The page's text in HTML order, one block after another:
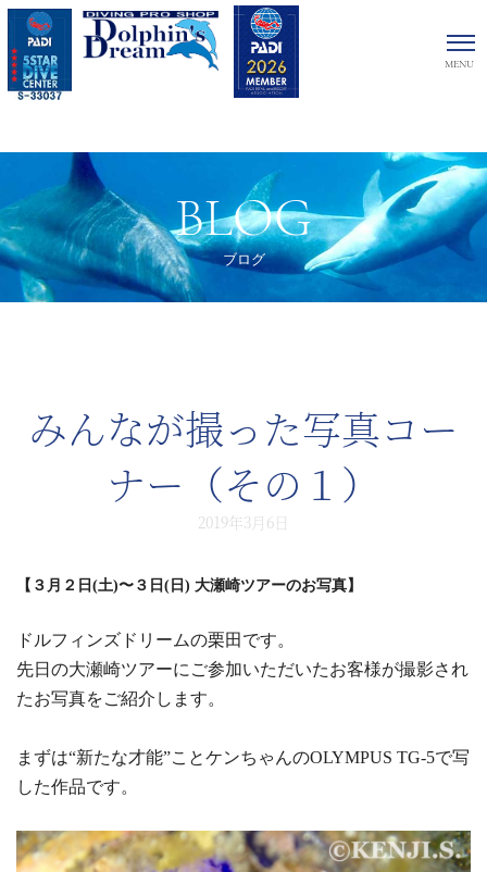
BLOG
ブログ
みんなが撮った写真コー
ナー（その１）
2019年3月6日
【３月２日(土)〜３日(日) 大瀬崎ツアーのお写真】
ドルフィンズドリームの栗田です。
先日の大瀬崎ツアーにご参加いただいたお客様が撮影され
たお写真をご紹介します。
まずは“新たな才能”ことケンちゃんのOLYMPUS TG-5で写
した作品です。